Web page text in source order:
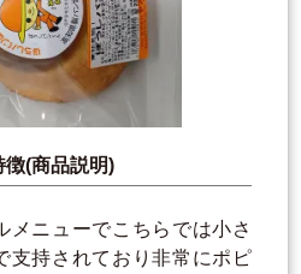
徴(商品説明)
メニューでこちらでは小さ
支持されており非常にポピ